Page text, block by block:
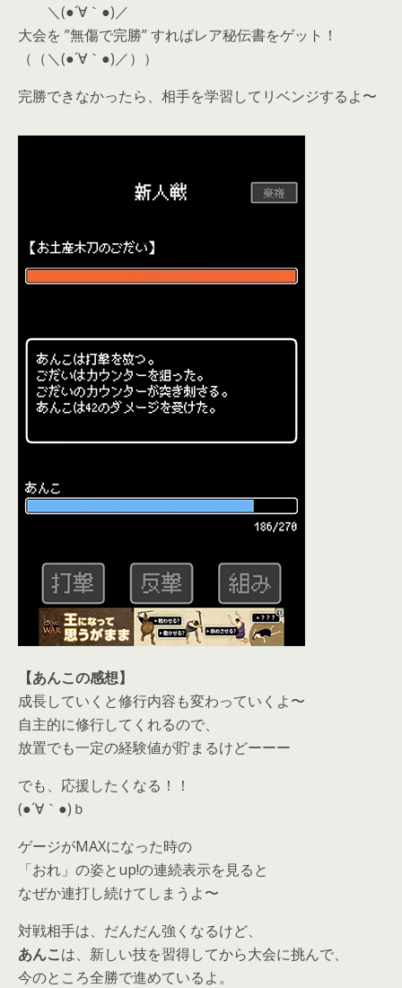
＼(●´∀｀●)／
大会を ”無傷で完勝” すればレア秘伝書をゲット！
（（＼(●´∀｀●)／））
完勝できなかったら、相手を学習してリベンジするよ〜
【あんこの感想】
成長していくと修行内容も変わっていくよ〜
自主的に修行してくれるので、
放置でも一定の経験値が貯まるけどーーー
でも、応援したくなる！！
(●´∀｀●)ｂ
ゲージがMAXになった時の
「おれ」の姿とup!の連続表示を見ると
なぜか連打し続けてしまうよ〜
対戦相手は、だんだん強くなるけど、
あんこは、新しい技を習得してから大会に挑んで、
今のところ全勝で進めているよ。